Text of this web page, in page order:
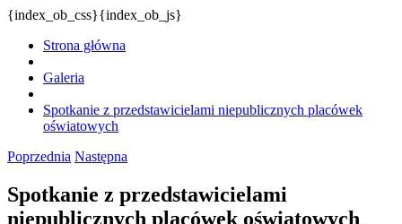
{index_ob_css}{index_ob_js}
Strona główna
Galeria
Spotkanie z przedstawicielami niepublicznych placówek
oświatowych
Poprzednia Następna
Spotkanie z przedstawicielami
niepublicznych placówek oświatowych